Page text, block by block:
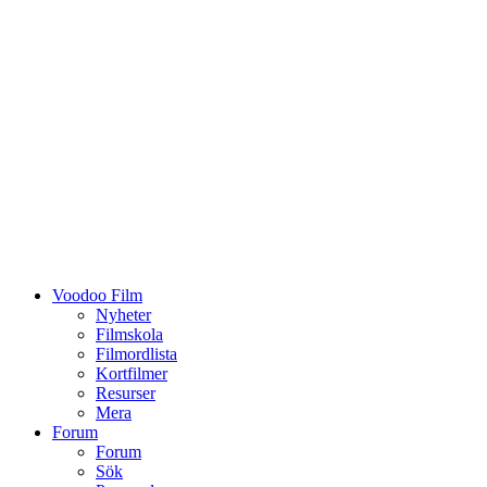
Voodoo Film
Nyheter
Filmskola
Filmordlista
Kortfilmer
Resurser
Mera
Forum
Forum
Sök